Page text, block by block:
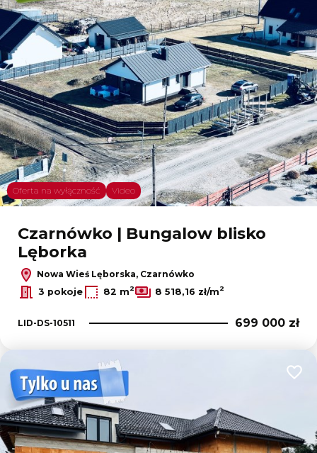
Oferta na wyłączność Video
Czarnówko | Bungalow blisko
Lęborka
Nowa Wieś Lęborska, Czarnówko
3 pokoje
82 m2 8 518,16 zł/m2
LID-DS-10511 699 000 zł